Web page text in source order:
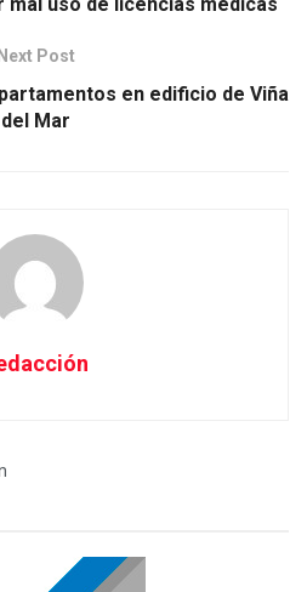
Next Post
en edificio de Viña
del Mar